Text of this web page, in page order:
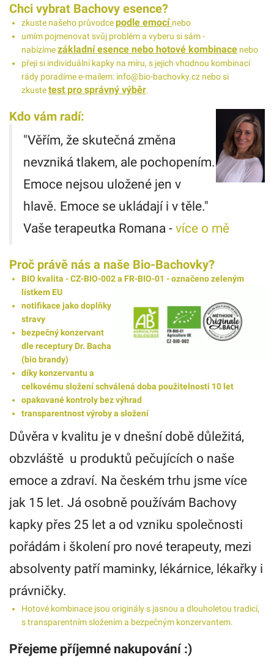
Chci vybrat Bachovy esence?
zkuste našeho průvodcepodle emocí nebo
umím pojmenovat svůj problém a vyberu si sám -
nabízímezákladní esence nebo hotové kombinace nebo
přeji si individuální kapky na míru, s jejich vhodnou kombinací
rády poradíme e-mailem: info@bio-bachovky.cz nebo si
zkustetest pro správný výběr.
Kdo vám radí:
"Věřím, že skutečná změna
nevzniká tlakem, ale pochopením.
Emoce nejsou uložené jen v
hlavě. Emoce se ukládají i v těle."
Vaše terapeutka Romana - více o mě
Proč právě nás a naše Bio-Bachovky?
BIO kvalita - CZ-BIO-002 a FR-BIO-01 - označeno zeleným
lístkem EU
notifikace jako doplňky
stravy
bezpečný konzervant
dle receptury Dr. Bacha
(bio brandy)
díky konzervantu a
celkovému složení schválená doba použitelnosti 10 let
opakované kontroly bez výhrad
transparentnost výroby a složení
Důvěra v kvalitu je v dnešní době důležitá,
obzvláště u produktů pečujících o naše
emoce a zdraví. Na českém trhu jsme více
jak 15 let. Já osobně používám Bachovy
kapky přes 25 let a od vzniku společnosti
pořádám i školení pro nové terapeuty, mezi
absolventy patří maminky, lékárnice, lékařky i
právničky.
Hotové kombinace jsou originály s jasnou a dlouholetou tradicí,
s transparentním složením a bezpečným konzervantem.
Přejeme příjemné nakupování :)